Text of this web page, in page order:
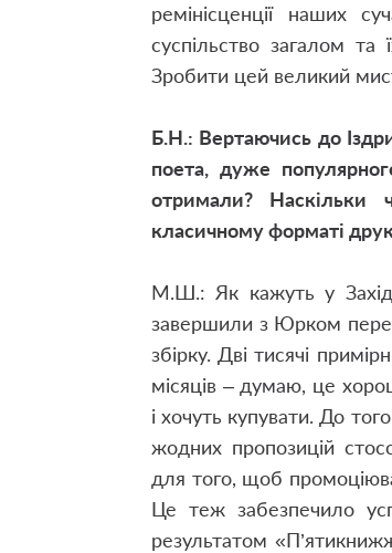
ремінісценції наших
суспільство загалом
Зробити цей великий
Б.Н.: Вертаючись до
поета, дуже
отримали? Наскільки
класичному форматі
М.Ш.: Як кажуть у
завершили з Юрком
збірку. Дві тисячі
місяців – думаю, це
і хочуть купувати. До
жодних пропозицій
для того, щоб
Це теж забезпечило
результатом